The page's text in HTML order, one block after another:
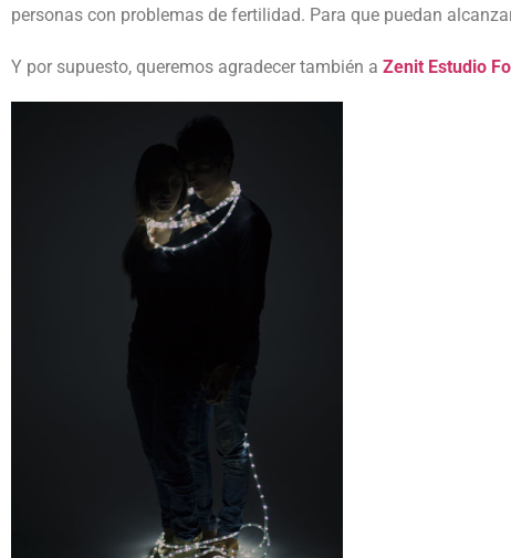
personas con problemas de fertilidad. Para que puedan
Y por supuesto, queremos agradecer también a Zenit Estudio